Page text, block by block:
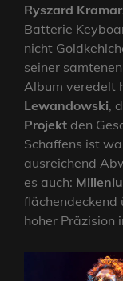
Ryszard
Batterie
nicht
seiner
Album veredelt
Lewandowski,
Projekt den
Schaffens ist
ausreichend
es auch:
flächendeckend
hoher Präzision